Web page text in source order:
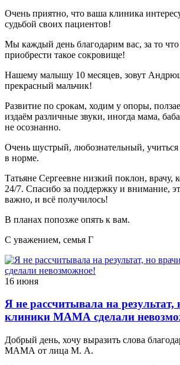
Очень приятно, что ваша клиника
судьбой своих пациентов!
Мы каждый день благодарим вас, за то
приобрести такое сокровище!
Нашему малышу 10 месяцев, зовут
прекрасный мальчик!
Развитие по срокам, ходим у опоры,
издаём различные звуки, иногда мама,
не осознанно.
Очень шустрый, любознательный, учиться
в норме.
Татьяне Сергеевне низкий поклон, врачу,
24/7. Спасибо за поддержку и внимание,
важно, и всё получилось!
В планах попозже опять к вам.
С уважением, семья Г
16 июня
Я не рассчитывала на результат,
клиники МАМА сделали
Добрый день, хочу выразить слова
МАМА от лица М. А.